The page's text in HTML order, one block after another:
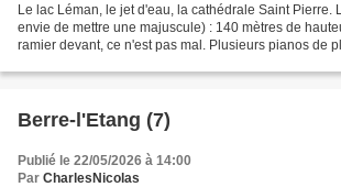
Le lac Léman, le jet d'eau, la cathédrale Saint Pierre.
envie de mettre une majuscule) : 140 mètres de
ramier devant, ce n'est pas mal. Plusieurs pianos de
Berre-l'Etang (7)
Publié le 22/05/2026 à 14:00
Par CharlesNicolas